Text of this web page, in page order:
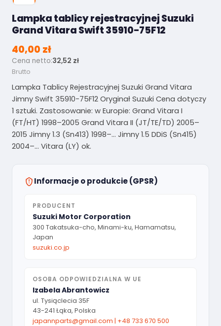
Lampka tablicy rejestracyjnej Suzuki
Grand Vitara Swift 35910-75F12
40,00 zł
Cena netto:32,52 zł
Brutto
Lampka Tablicy Rejestracyjnej Suzuki Grand Vitara
Jimny Swift 35910-75F12 Oryginał Suzuki Cena dotyczy
1 sztuki. Zastosowanie: w Europie: Grand Vitara I
(FT/HT) 1998–2005 Grand Vitara II (JT/TE/TD) 2005–
2015 Jimny 1.3 (Sn413) 1998–… Jimny 1.5 DDiS (Sn415)
2004–… Vitara (LY) ok.
Informacje o produkcie (GPSR)
PRODUCENT
Suzuki Motor Corporation
300 Takatsuka-cho, Minami-ku, Hamamatsu,
Japan
suzuki.co.jp
OSOBA ODPOWIEDZIALNA W UE
Izabela Abrantowicz
ul. Tysiąclecia 35F
43-241 Łąka, Polska
japannparts@gmail.com | +48 733 670 500